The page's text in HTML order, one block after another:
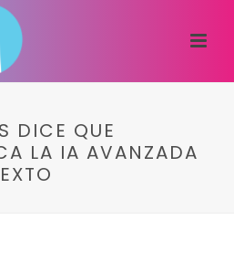
DICE QUE
LA IA AVANZADA